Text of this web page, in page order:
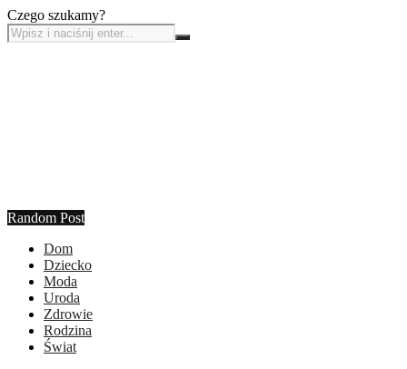
Czego szukamy?
Random Post
Dom
Dziecko
Moda
Uroda
Zdrowie
Rodzina
Świat